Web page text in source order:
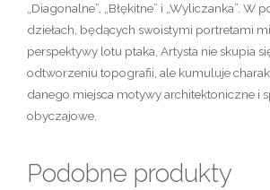
„Diagonalne”, „Błękitne” i „Wyliczanka”. W
dziełach, będących swoistymi portretami
perspektywy lotu ptaka, Artysta nie skupia
odtworzeniu topografii, ale kumuluje
danego miejsca motywy architektoniczne i
obyczajowe.
Podobne produkty